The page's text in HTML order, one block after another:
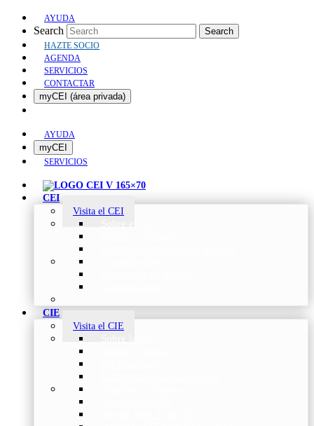
AYUDA
Search Search
HAZTE SOCIO
AGENDA
SERVICIOS
CONTACTAR
myCEI (área privada)
AYUDA
myCEI
SERVICIOS
CEI
Visita el CEI
CIE
Visita el CIE